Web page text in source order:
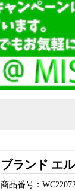
ブランド エ
商品番号：